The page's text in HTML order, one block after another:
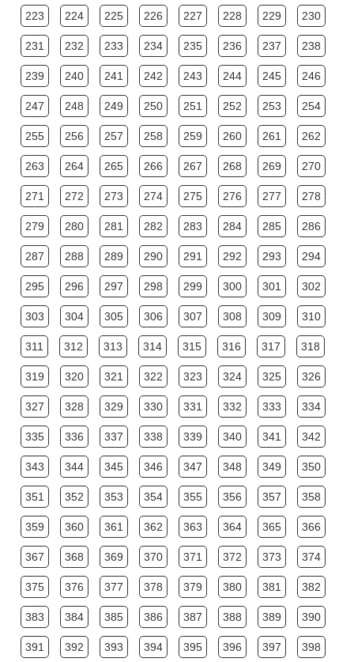
223 224 225 226 227 228 229 230
231 232 233 234 235 236 237 238
239 240 241 242 243 244 245 246
247 248 249 250 251 252 253 254
255 256 257 258 259 260 261 262
263 264 265 266 267 268 269 270
271 272 273 274 275 276 277 278
279 280 281 282 283 284 285 286
287 288 289 290 291 292 293 294
295 296 297 298 299 300 301 302
303 304 305 306 307 308 309 310
311 312 313 314 315 316 317 318
319 320 321 322 323 324 325 326
327 328 329 330 331 332 333 334
335 336 337 338 339 340 341 342
343 344 345 346 347 348 349 350
351 352 353 354 355 356 357 358
359 360 361 362 363 364 365 366
367 368 369 370 371 372 373 374
375 376 377 378 379 380 381 382
383 384 385 386 387 388 389 390
391 392 393 394 395 396 397 398